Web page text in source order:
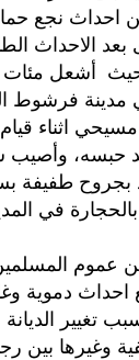
احداث نجع
الاحداث
أشعل مئات
فرشوط
اثناء
حبسه،
بجروح طفيفة
في
عموم
احداث دموية
تغيير
وغيرها بين